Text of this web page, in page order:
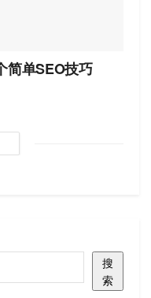
简单SEO技巧
搜
索